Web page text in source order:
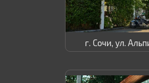
г. Сочи, ул.